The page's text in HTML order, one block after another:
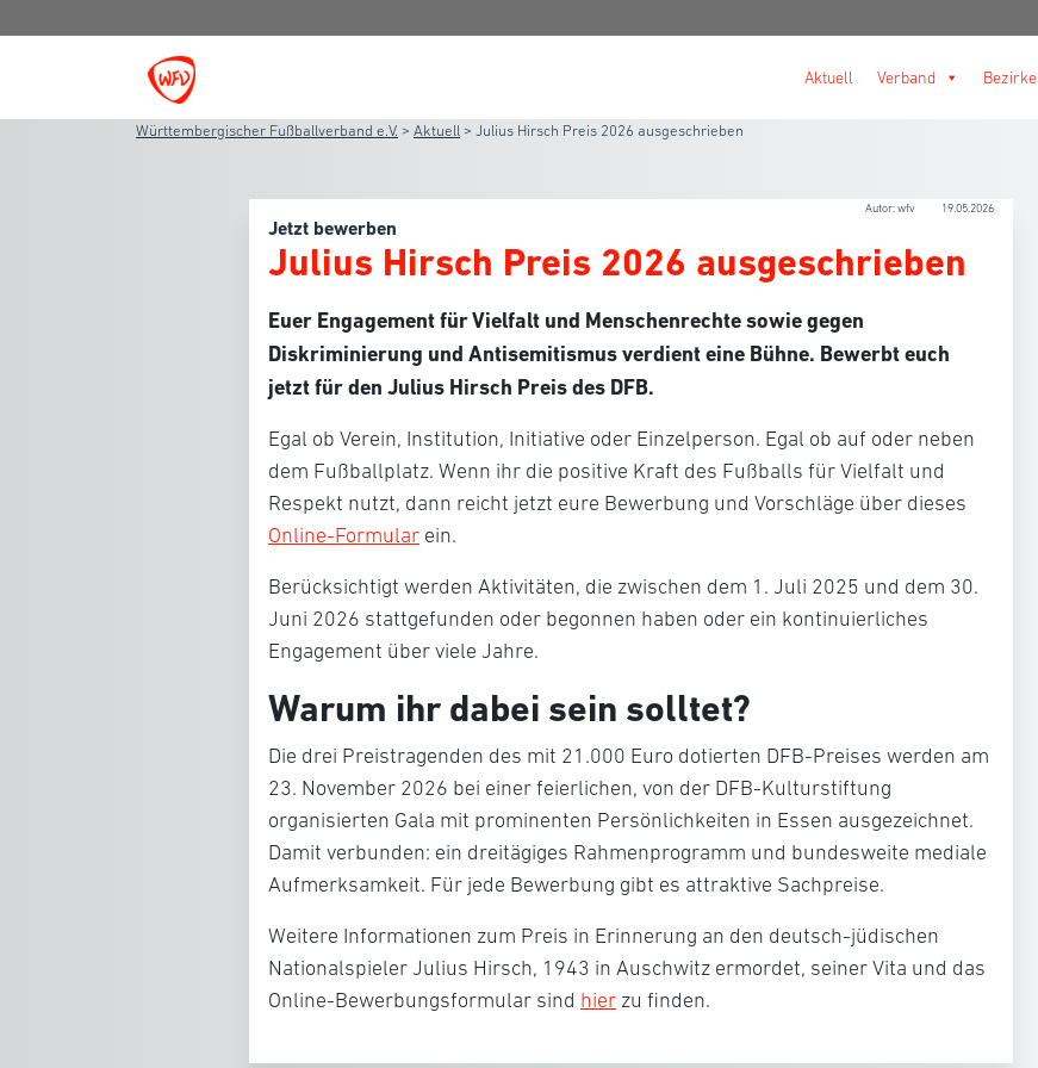
Aktuell Verband Bezirke
Württembergischer Fußballverband e.V. > Aktuell > Julius Hirsch Preis 2026 ausgeschrieben
Autor: wfv 19.05.2026
Jetzt bewerben
Julius Hirsch Preis 2026 ausgeschrieben
Euer Engagement fürVielfalt und Menschenrechte sowie gegen
Diskriminierung und Antisemitismus verdient eine Bühne. Bewerbt euch
jetzt für den Julius Hirsch Preis des DFB.
Egal ob Verein, Institution, Initiative oder Einzelperson. Egal ob auf oder neben
dem Fußballplatz. Wenn ihr die positive Kraft des Fußballs für Vielfalt und
Respekt nutzt, dann reicht jetzt eure Bewerbung und Vorschläge über dieses
Online-Formular ein.
Berücksichtigt werden Aktivitäten, die zwischen dem 1. Juli 2025 und dem 30.
Juni 2026 stattgefunden oder begonnen haben oder ein kontinuierliches
Engagement über viele Jahre.
Warum ihr dabei sein solltet?
Die drei Preistragenden des mit 21.000 Euro dotierten DFB-Preises werden am
23. November 2026 bei einer feierlichen, von der DFB-Kulturstiftung
organisierten Gala mit prominenten Persönlichkeiten in Essen ausgezeichnet.
Damit verbunden: ein dreitägiges Rahmenprogramm und bundesweite mediale
Aufmerksamkeit. Für jede Bewerbung gibt es attraktive Sachpreise.
Weitere Informationen zum Preis in Erinnerung an den deutsch-jüdischen
Nationalspieler Julius Hirsch, 1943 in Auschwitz ermordet, seiner Vita und das
Online-Bewerbungsformular sind hier zu finden.